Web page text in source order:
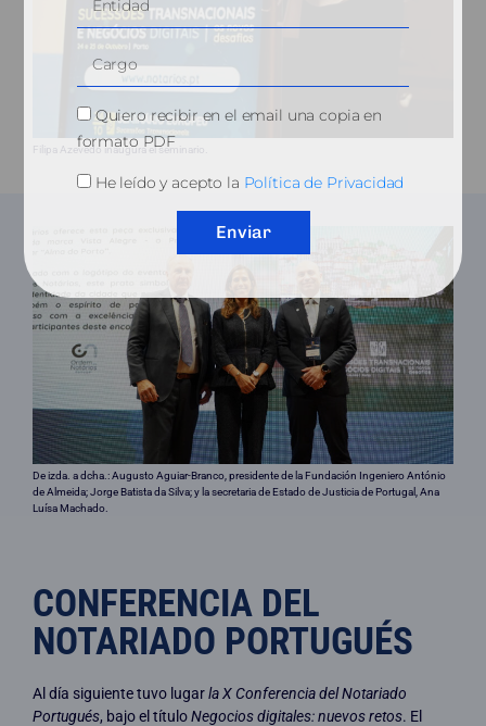
Filipa Azevedo inaugura el seminario.
De izda. a dcha.: Augusto Aguiar-Branco, presidente de la Fundación Ingeniero António
de Almeida; Jorge Batista da Silva; y la secretaria de Estado de Justicia de Portugal, Ana
Luísa Machado.
CONFERENCIA DEL
NOTARIADO PORTUGUÉS
Al día siguiente tuvo lugarla X Conferencia del Notariado
Portugués, bajo el títuloNegocios digitales: nuevos retos. El
Quiero recibir en el email una copia en
formato PDF
He leído y acepto la Política de Privacidad
Enviar